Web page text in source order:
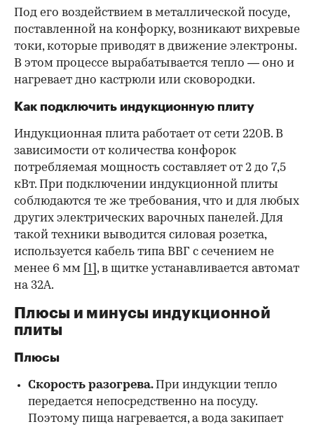
Под его воздействием в металлической посуде,
поставленной на конфорку, возникают вихревые
токи, которые приводят в движение электроны.
В этом процессе вырабатывается тепло — оно и
нагревает дно кастрюли или сковородки.
Как подключить индукционную плиту
Индукционная плита работает от сети 220В. В
зависимости от количества конфорок
потребляемая мощность составляет от 2 до 7,5
кВт. При подключении индукционной плиты
соблюдаются те же требования, что и для любых
других электрических варочных панелей. Для
такой техники выводится силовая розетка,
используется кабель типа ВВГ с сечением не
менее 6 мм [1] , в щитке устанавливается автомат
на 32А.
Плюсы и минусы индукционной
плиты
Плюсы
Скорость разогрева. При индукции тепло
передается непосредственно на посуду.
Поэтому пища нагревается, а вода закипает